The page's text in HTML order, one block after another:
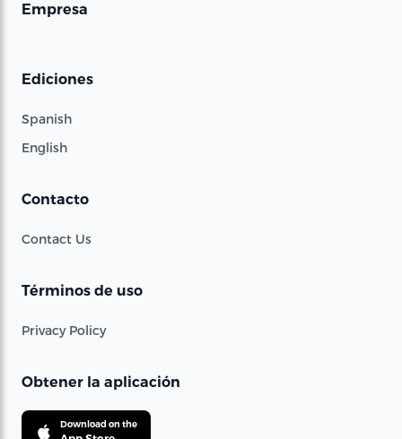
Empresa
Ediciones
Spanish
English
Contacto
Contact Us
Términos de uso
Privacy Policy
Obtener la aplicación
Download on the